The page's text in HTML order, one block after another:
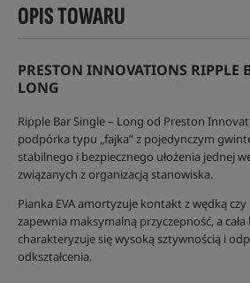
OPIS TOWARU
PRESTON INNOVATIONS RIPPLE
LONG
Ripple Bar Single – Long od Preston
podpórka typu „fajka” z pojedynczym
stabilnego i bezpiecznego ułożenia jednej
związanych z organizacją stanowiska.
Pianka EVA amortyzuje kontakt z wędką
zapewnia maksymalną przyczepność, a
charakteryzuje się wysoką sztywnością i
odkształcenia.